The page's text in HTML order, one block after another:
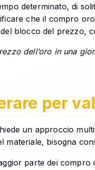
determinato, di
che il compro
blocco del prezzo,
dell’oro in una
per
un approccio
bisogna
parte dei